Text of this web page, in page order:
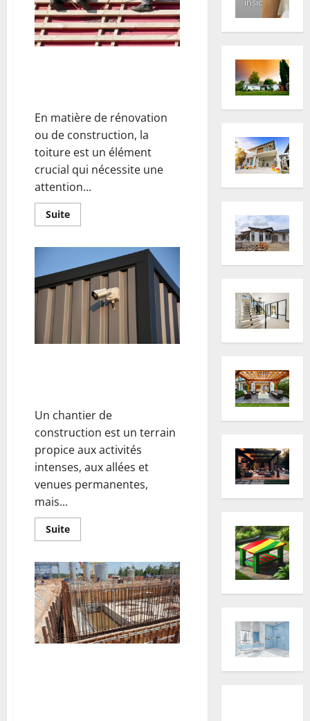
En matière de rénovation
ou de construction, la
toiture est un élément
crucial qui nécessite une
attention...
SuiteEn
savoir
choisir
un
couvreur
expérimenté
pour
votre
toiture
Un chantier de
construction est un terrain
propice aux activités
intenses, aux allées et
venues permanentes,
mais...
SuiteEn
savoir
Surveillance
chantier
:
sécuriser
efficacement
les
zones
de
construction